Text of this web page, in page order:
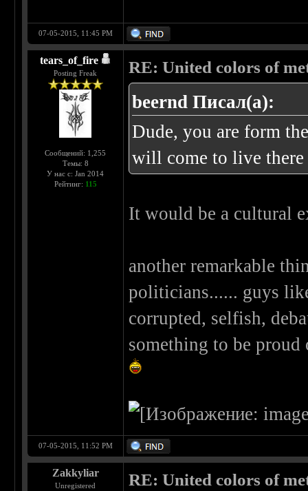
07-05-2015, 11:45 PM
tears_of_fire
Posting Freak
Сообщений: 1,255
Темы: 8
У нас с: Jan 2014
Рейтинг: 115
RE: United colors of
beernd Писал(а):
Dude, you are form
will come to live there
It would be a cultural
another remarkable
politicians...... guys
corrupted, selfish,
something to be
07-05-2015, 11:52 PM
Zakkyliar
Unregistered RE: United colors of